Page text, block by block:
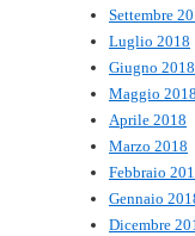
Settembre
Luglio 2018
Giugno 2018
Maggio 2018
Aprile 2018
Marzo 2018
Febbraio
Gennaio
Dicembre